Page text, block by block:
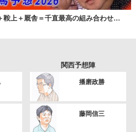
鞍上＋厩舎＝千直最高の組み合わせ…
関西予想陣
播磨政勝
藤岡信三